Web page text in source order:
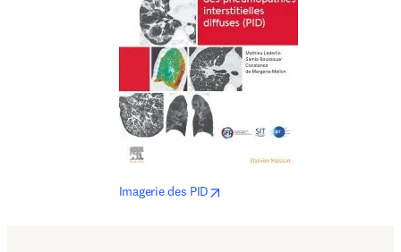
Imagerie des PID